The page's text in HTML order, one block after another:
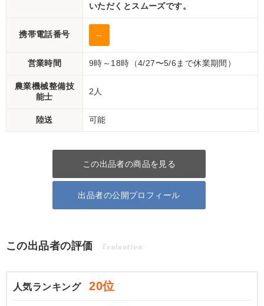
いただくとスムーズです。
携帯電話番号 --
営業時間 9時～18時（4/27〜5/6まで休業期間）
農業機械整備技
能士
2人
陸送 可能
この出品者の商品を見る
出品者の公開プロフィール
この出品者の評価 Evaluation
人気ランキング 20位